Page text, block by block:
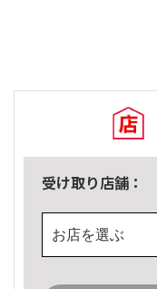
受け取り店舗：
お店を選ぶ